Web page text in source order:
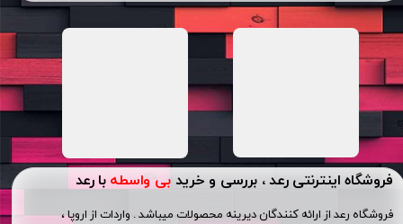
فروشگاه اینترنتی رعد ، بررسی و خرید بی واسطه با رعد
فروشگاه رعد از ارائه کنندگان دیرینه محصولات میباشد . واردات از اروپا ،